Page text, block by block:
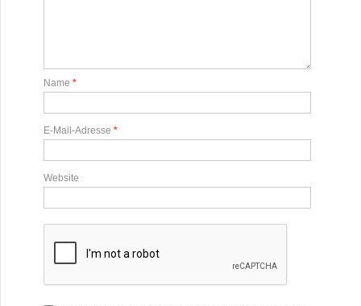
Name *
E-Mail-Adresse *
Website